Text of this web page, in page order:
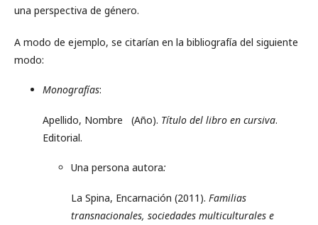
una perspectiva de género.
A modo de ejemplo, se citarían en la bibliografía del siguiente
modo:
Monografías:
Apellido, Nombre (Año). Título del libro en cursiva.
Editorial.
Una persona autora:
La Spina, Encarnación (2011). Familias
transnacionales, sociedades multiculturales e